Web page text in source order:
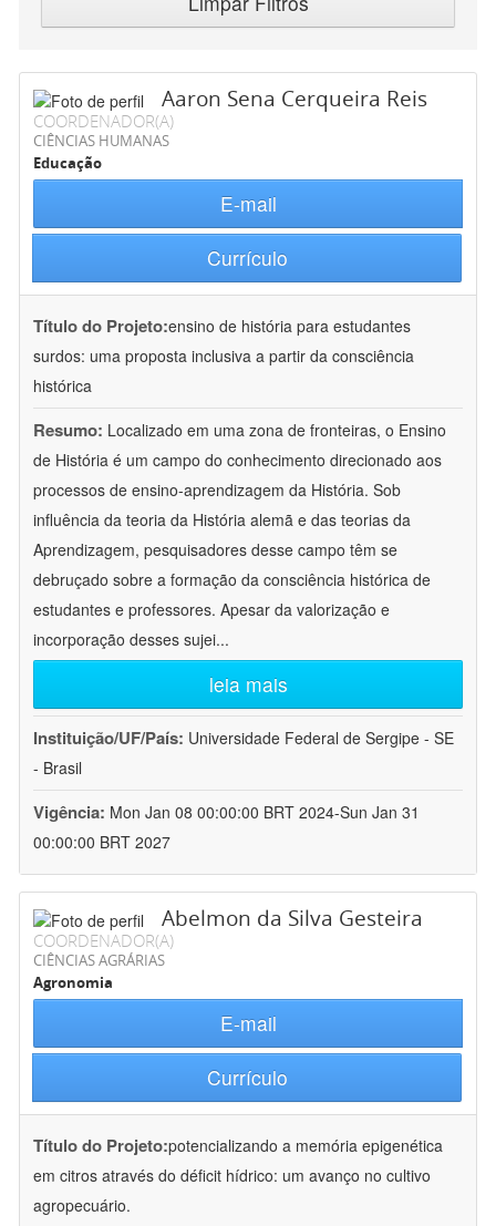
Aaron Sena Cerqueira Reis
COORDENADOR(A)
CIÊNCIAS HUMANAS
Educação
E-mail
Currículo
Título do Projeto:ensino de história para estudantes
surdos: uma proposta inclusiva a partir da consciência
histórica
Resumo: Localizado em uma zona de fronteiras, o Ensino
de História é um campo do conhecimento direcionado aos
processos de ensino-aprendizagem da História. Sob
influência da teoria da História alemã e das teorias da
Aprendizagem, pesquisadores desse campo têm se
debruçado sobre a formação da consciência histórica de
estudantes e professores. Apesar da valorização e
incorporação desses sujei...
leia mais
Instituição/UF/País: Universidade Federal de Sergipe - SE
- Brasil
Vigência: Mon Jan 08 00:00:00 BRT 2024-Sun Jan 31
00:00:00 BRT 2027
Abelmon da Silva Gesteira
COORDENADOR(A)
CIÊNCIAS AGRÁRIAS
Agronomia
E-mail
Currículo
Título do Projeto:potencializando a memória epigenética
em citros através do déficit hídrico: um avanço no cultivo
agropecuário.